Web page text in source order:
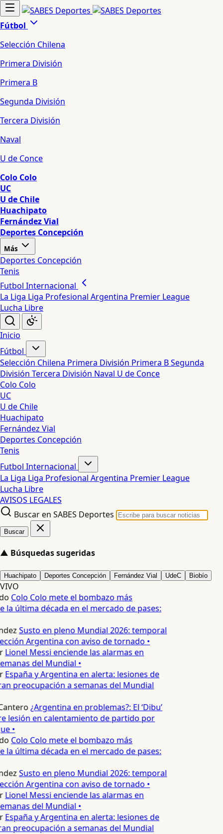
Fútbol
Selección Chilena
Primera División
Primera B
Segunda División
Tercera División
Naval
U de Conce
Colo Colo
UC
U de Chile
Huachipato
Fernández Vial
Deportes Concepción
Más
Deportes Concepción
Tenis
Futbol Internacional
La Liga Liga Profesional Argentina Premier League
Lucha Libre
Inicio
Fútbol
Selección Chilena Primera División Primera BSegunda
División Tercera División Naval U de Conce
Colo Colo
UC
U de Chile
Huachipato
Fernández Vial
Deportes Concepción
Tenis
Futbol Internacional
La Liga Liga Profesional Argentina Premier League
Lucha Libre
AVISOS LEGALES
Buscar en SABES Deportes
Buscar
▲ Búsquedas sugeridas
Huachipato Deportes Concepción Fernández Vial UdeC Biobío
VIVO
Colo Colo mete el bombazo más
última década en el mercado de pases:
Susto en pleno Mundial 2026: temporal
Argentina con aviso de tornado •
Lionel Messi enciende las alarmas en
del Mundial •
España y Argentina en alerta: lesiones de
preocupación a semanas del Mundial
¿Argentina en problemas?: El ‘Dibu’
lesión en calentamiento de partido por
•
Colo Colo mete el bombazo más
última década en el mercado de pases:
Susto en pleno Mundial 2026: temporal
Argentina con aviso de tornado •
Lionel Messi enciende las alarmas en
del Mundial •
España y Argentina en alerta: lesiones de
preocupación a semanas del Mundial